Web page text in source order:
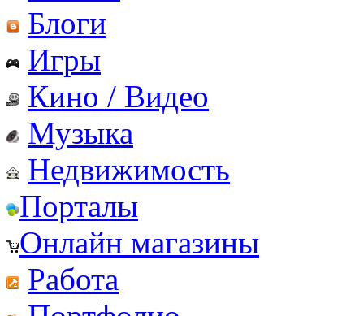
Блоги
Игры
Кино / Видео
Музыка
Недвижимость
Порталы
Онлайн магазины
Работа